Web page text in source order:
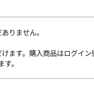
りません。
ます。購入商品はログイン
。